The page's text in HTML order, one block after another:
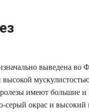
выведена во
высокой
имеют большие
серый окрас и высокий